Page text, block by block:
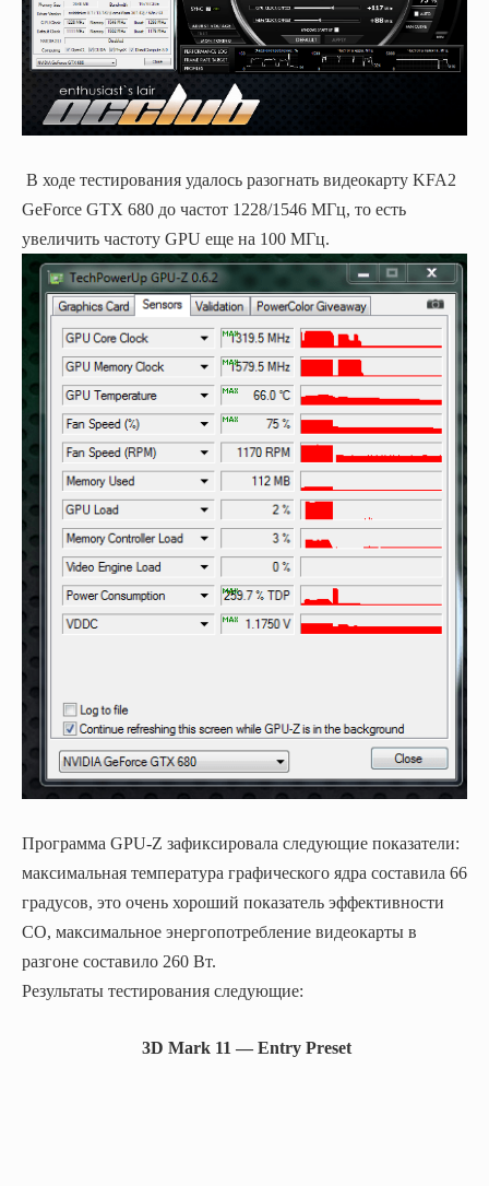
В ходе тестирования удалось разогнать видеокарту KFA2
GeForce GTX 680 до частот 1228/1546 МГц, то есть
увеличить частоту GPU еще на 100 МГц.
Программа GPU-Z зафиксировала следующие показатели:
максимальная температура графического ядра составила 66
градусов, это очень хороший показатель эффективности
СО, максимальное энергопотребление видеокарты в
разгоне составило 260 Вт.
Результаты тестирования следующие:
3D Mark 11 — Entry Preset